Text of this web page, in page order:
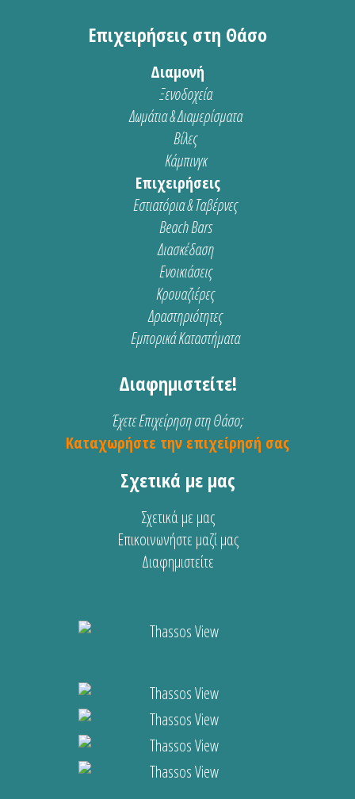
Επιχειρήσεις στη Θάσο
Διαμονή
Ξενοδοχεία
Δωμάτια & Διαμερίσματα
Βίλες
Κάμπινγκ
Επιχειρήσεις
Εστιατόρια & Ταβέρνες
Beach Bars
Διασκέδαση
Ενοικιάσεις
Κρουαζιέρες
Δραστηριότητες
Εμπορικά Καταστήματα
Διαφημιστείτε!
Έχετε Επιχείρηση στη Θάσο;
Καταχωρήστε την επιχείρησή σας
Σχετικά με μας
Σχετικά με μας
Επικοινωνήστε μαζί μας
Διαφημιστείτε